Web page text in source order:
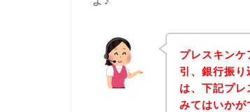
プレスキン
引、銀行振
は、下記プ
みてはいかが